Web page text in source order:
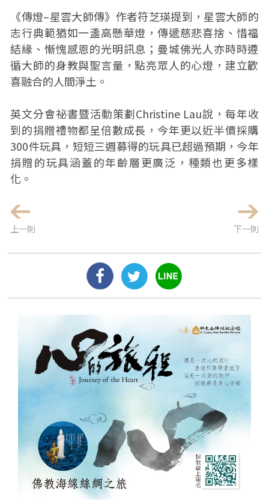
《傳燈–星雲大師傳》作者符芝瑛提到，星雲大師的
志行典範猶如一盞高懸華燈，傳遞慈悲喜捨、惜福
結緣、慚愧感恩的光明訊息；曼城佛光人亦時時遵
循大師的身教與聖言量，點亮眾人的心燈，建立歡
喜融合的人間淨土。
英文分會祕書暨活動策劃Christine Lau說，每年收
到的捐贈禮物都呈倍數成長，今年更以近半價採購
300件玩具，短短三週募得的玩具已超過預期，今年
捐贈的玩具涵蓋的年齡層更廣泛，種類也更多樣
化。
上一則 下一則